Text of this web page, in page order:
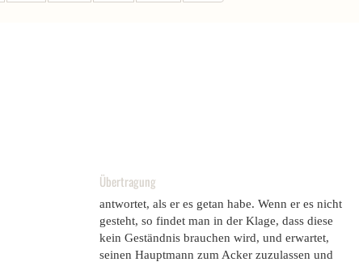
Übertragung
antwortet, als er es getan habe. Wenn er es nicht
gesteht, so findet man in der Klage, dass diese
kein Geständnis brauchen wird, und erwartet,
seinen Hauptmann zum Acker zuzulassen und